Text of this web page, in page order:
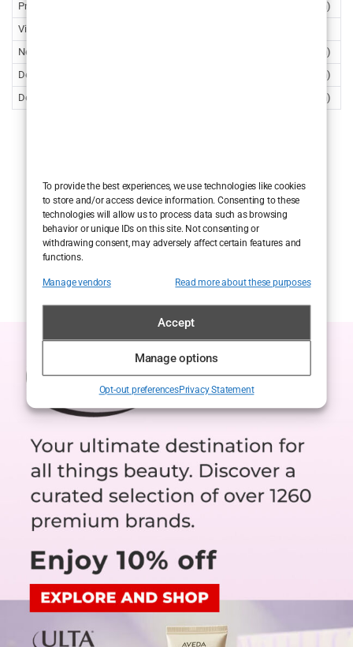
To provide the best experiences, we use technologies like cookies
to store and/or access device information. Consenting to these
technologies will allow us to process data such as browsing
behavior or unique IDs on this site. Not consenting or
withdrawing consent, may adversely affect certain features and
functions.
Manage vendors Read more about these purposes
Accept
Manage options
Opt-out preferencesPrivacy Statement
Profhilo (2 tretmana – 4ml )
540€ (4068,63 kn)
Viscoderm Hydrobooster 1.1ml
Neauvia Hydro Deluxe skinbooster 2.5ml
240€ (1808,28 kn)
Dermalni filer – 2ml
660€ (4972,77 kn)
Dermalni filer – 3ml
930€ (7007,09 kn)